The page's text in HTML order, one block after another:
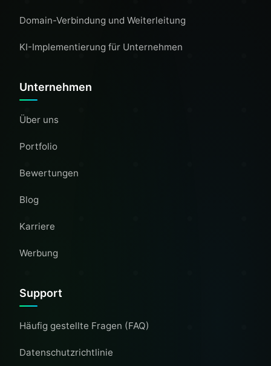
Domain-Verbindung und Weiterleitung
KI-Implementierung für Unternehmen
Unternehmen
Über uns
Portfolio
Bewertungen
Blog
Karriere
Werbung
Support
Häufig gestellte Fragen (FAQ)
Datenschutzrichtlinie